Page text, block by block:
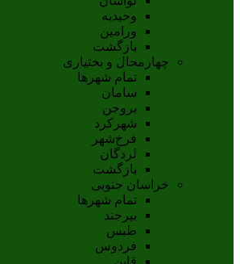
وحیدیه
ورامین
بازگشت
چهارمحال و بختیاری
تمام شهر‌ها
سامان
بروجن
شهرکرد
فرخ‌شهر
لردگان
بازگشت
خراسان جنوبی
تمام شهر‌ها
بيرجند
طبس
فردوس
قاين